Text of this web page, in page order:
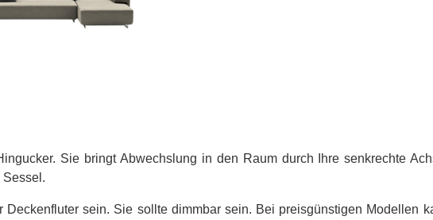
Sie bringt Abwechslung in den Raum durch Ihre senkrechte
Deckenfluter sein. Sie sollte dimmbar sein. Bei preisgünstigen Modellen